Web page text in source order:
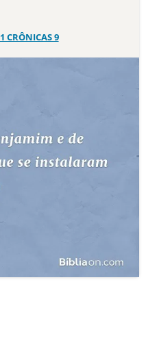
1 CRÔNICAS 9